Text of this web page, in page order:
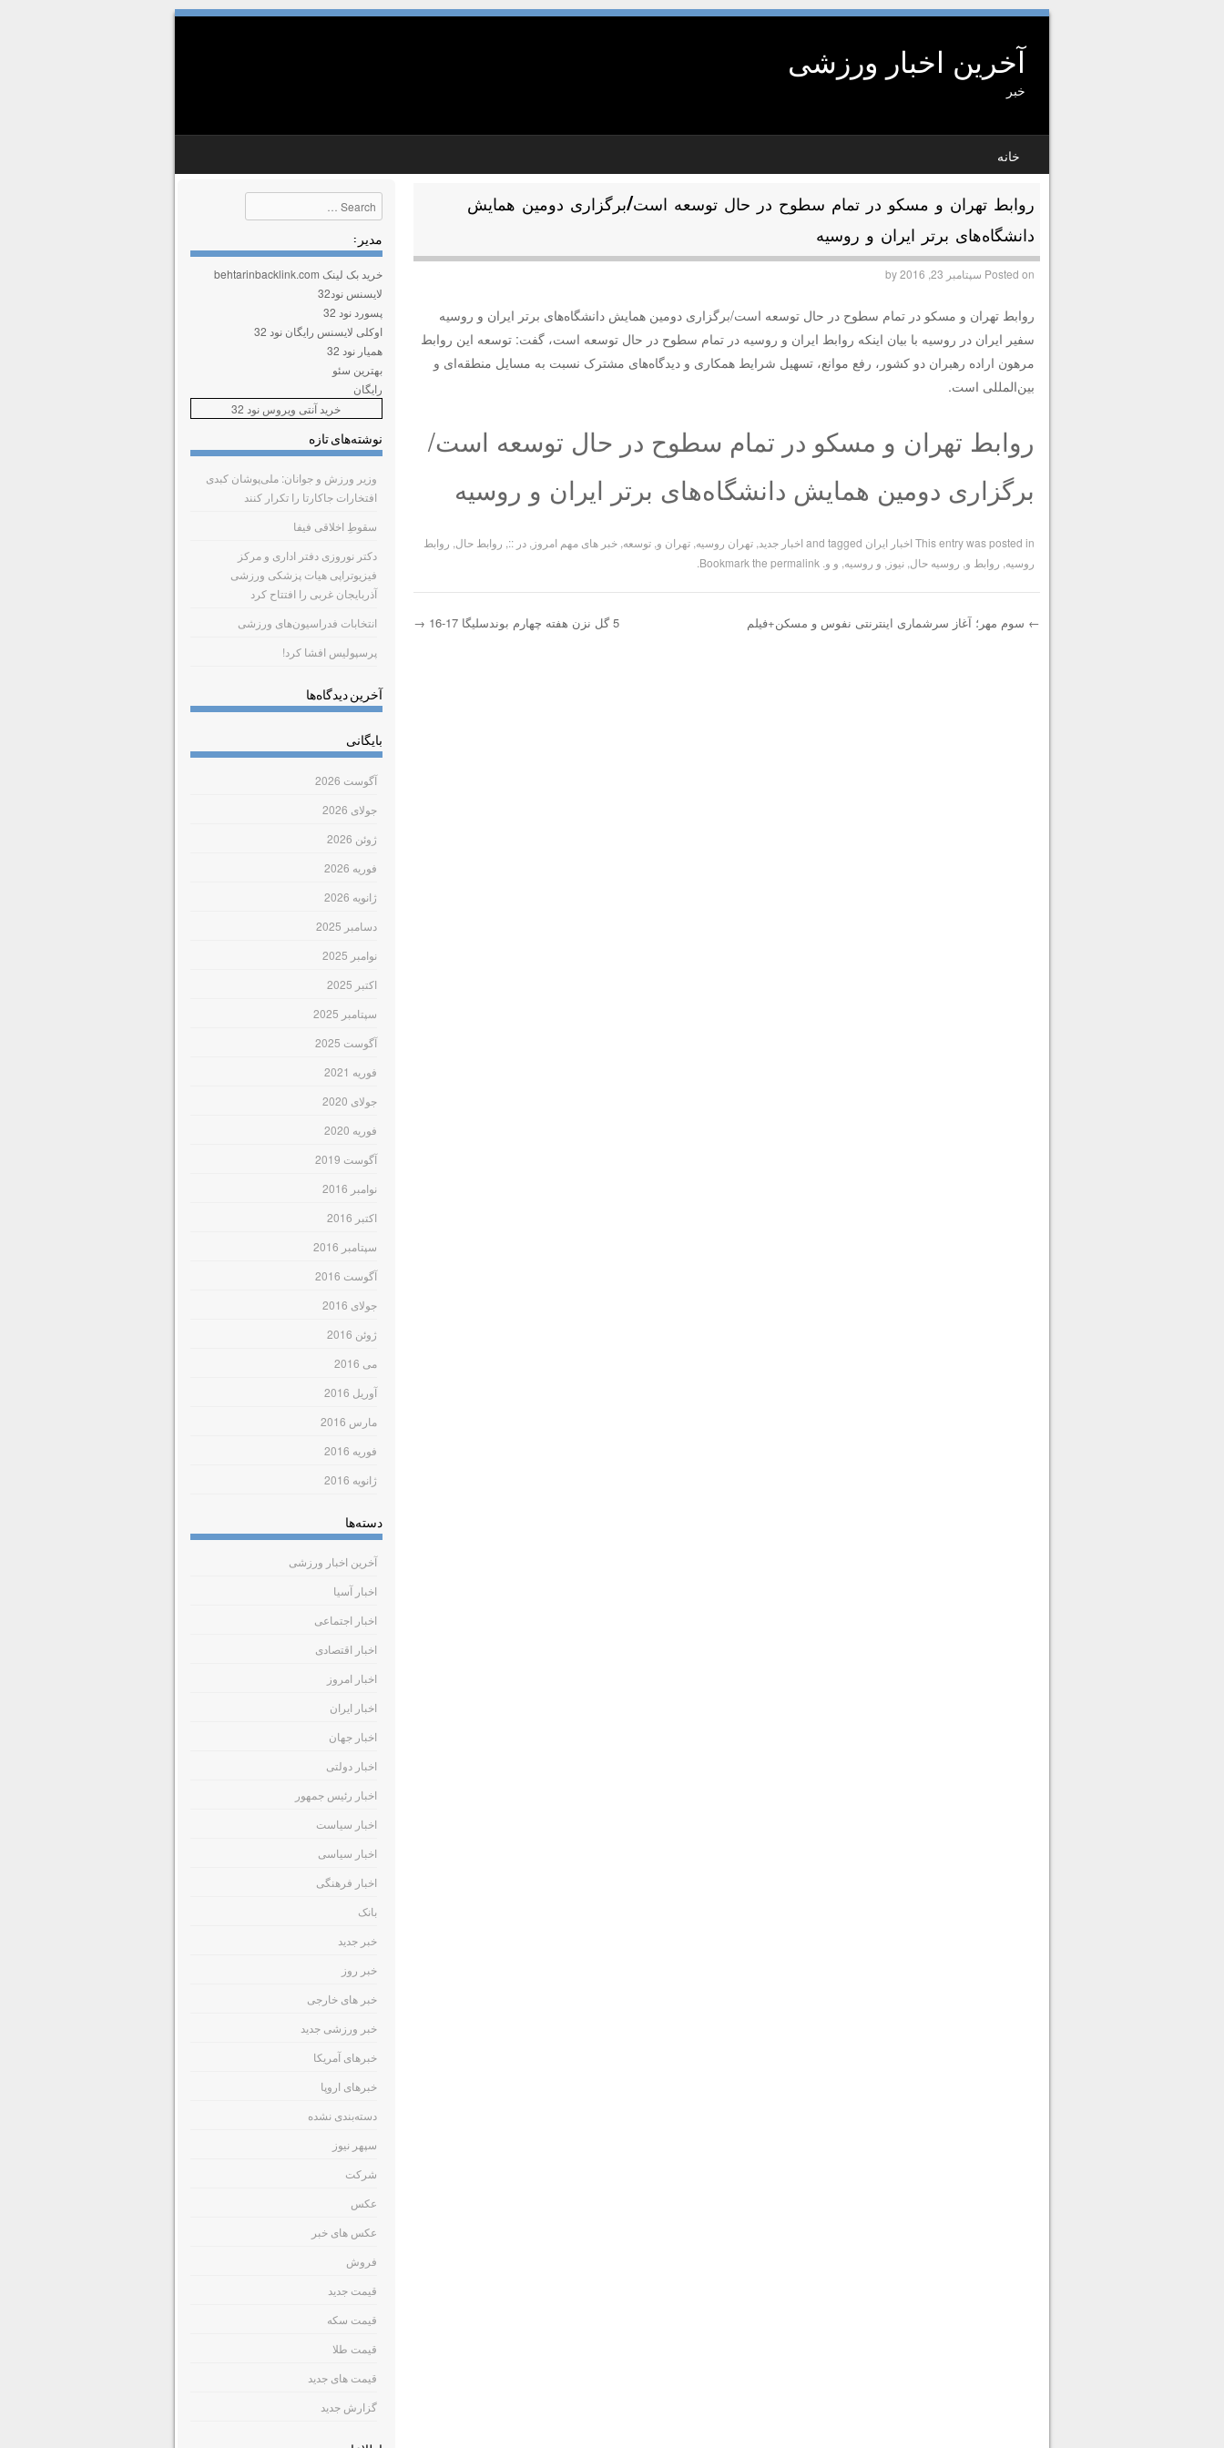
آخرین اخبار ورزشی
خبر
MENU
SKIP TO CONTENT
خانه
روابط تهران و مسکو در تمام سطوح در حال توسعه است/برگزاری دومین همایش
دانشگاه‌های برتر ایران و روسیه
Posted on سپتامبر 23, 2016 by
روابط تهران و مسکو در تمام سطوح در حال توسعه است/برگزاری دومین همایش دانشگاه‌های برتر ایران و روسیه
سفیر ایران در روسیه با بیان اینکه روابط ایران و روسیه در تمام سطوح در حال توسعه است، گفت: توسعه این روابط
مرهون اراده رهبران دو کشور، رفع موانع، تسهیل شرایط همکاری و دیدگاه‌های مشترک نسبت به مسایل منطقه‌ای و
بین‌المللی است.
روابط تهران و مسکو در تمام سطوح در حال توسعه است/
برگزاری دومین همایش دانشگاه‌های برتر ایران و روسیه
This entry was posted in اخبار ایران اخبار جدید تهران روسیه تهران و توسعه خبر های مهم امروز در :: روابط حال روابط
روسیه روابط و روسیه حال نیوز و روسیه و و permalink
← سوم مهر؛ آغاز سرشماری اینترنتی نفوس و مسکن+فیلم 5 گل نزن هفته چهارم بوندسلیگا 17-16 →
Search
مدیر :
خرید بک لینک behtarinbacklink.com
لایسنس نود32
پسورد نود 32
اوکلی لایسنس رایگان نود 32
همیار نود 32
بهترین سئو
رایگان
خرید آنتی ویروس نود 32
نوشته‌های تازه
وزیر ورزش و جوانان: ملی‌پوشان کبدی
افتخارات جاکارتا را تکرار کنند
سقوطِ اخلاقی فیفا
دکتر نوروزی دفتر اداری و مرکز
فیزیوتراپی هیات پزشکی ورزشی
آذربایجان غربی را افتتاح کرد
انتخابات فدراسیون‌های ورزشی
پرسپولیس افشا کرد!
آخرین دیدگاه‌ها
بایگانی
آگوست 2026
جولای 2026
ژوئن 2026
فوریه 2026
ژانویه 2026
دسامبر 2025
نوامبر 2025
اکتبر 2025
سپتامبر 2025
آگوست 2025
فوریه 2021
جولای 2020
فوریه 2020
آگوست 2019
نوامبر 2016
اکتبر 2016
سپتامبر 2016
آگوست 2016
جولای 2016
ژوئن 2016
می 2016
آوریل 2016
مارس 2016
فوریه 2016
ژانویه 2016
دسته‌ها
آخرین اخبار ورزشی
اخبار آسیا
اخبار اجتماعی
اخبار اقتصادی
اخبار امروز
اخبار ایران
اخبار جهان
اخبار دولتی
اخبار رئیس جمهور
اخبار سیاست
اخبار سیاسی
اخبار فرهنگی
بانک
خبر جدید
خبر روز
خبر های خارجی
خبر ورزشی جدید
خبرهای آمریکا
خبرهای اروپا
دسته‌بندی نشده
سپهر نیوز
شرکت
عکس
عکس های خبر
فروش
قیمت جدید
قیمت سکه
قیمت طلا
قیمت های جدید
گزارش جدید